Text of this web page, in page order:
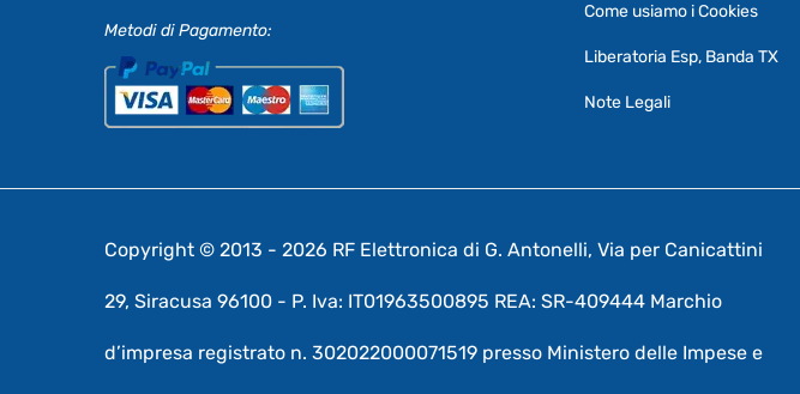
Metodi di Pagamento:
Come usiamo i Cookies
Liberatoria Esp, Banda TX
Note Legali
Copyright © 2013 - 2026 RF Elettronica di G. Antonelli, Via per Canicattini
29, Siracusa 96100 - P. Iva: IT01963500895 REA: SR-409444 Marchio
d’impresa registrato n. 302022000071519 presso Ministero delle Impese e